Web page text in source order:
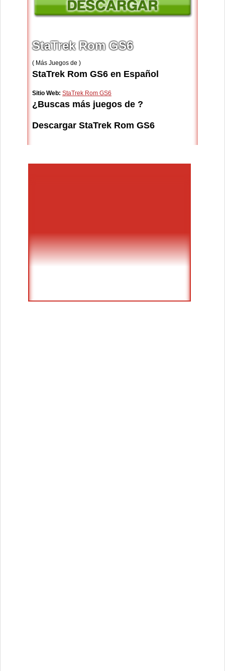
StaTrek Rom GS6
( Más Juegos de )
StaTrek Rom GS6 en Español
Sitio Web: StaTrek Rom GS6
¿Buscas más juegos de ?
Descargar StaTrek Rom GS6